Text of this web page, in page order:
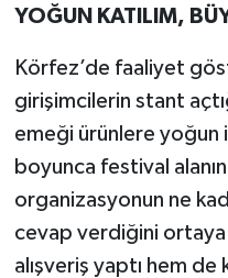
YOĞUN KATILIM,
Körfez’de faaliyet
girişimcilerin stant
emeği ürünlere
boyunca festival
organizasyonun ne
cevap verdiğini
alışveriş yaptı hem de